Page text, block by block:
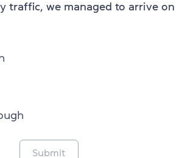
traffic, we managed to arrive on
Submit